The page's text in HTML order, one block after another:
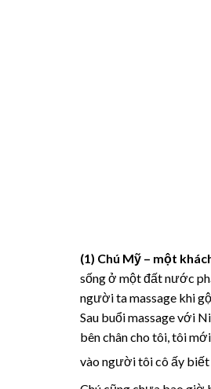
(1) Chú Mỹ – một
sống ở một đất nước
người ta massage khi
Sau buổi massage với
bên chân cho tôi, tôi
vào người tôi cô ấy biết